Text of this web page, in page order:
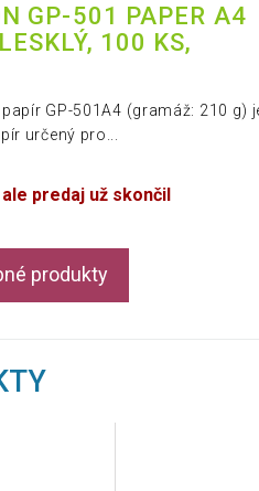
GP-501 PAPER A4
100 KS,
GP-501A4 (gramáž: 210 g)
určený pro...
predaj už skončil
produkty